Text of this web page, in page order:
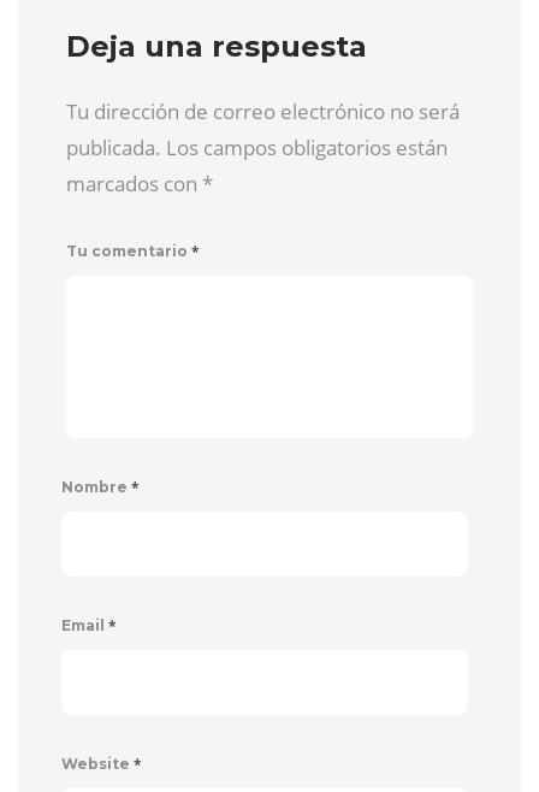
Deja una respuesta
Tu dirección de correo electrónico no será
publicada. Los campos obligatorios están
marcados con *
Tu comentario *
Nombre *
Email *
Website *